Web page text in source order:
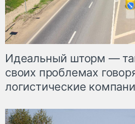
Идеальный шторм —
своих проблемах
логистические